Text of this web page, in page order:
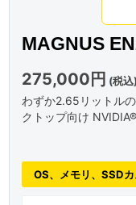
MAGNUS
275,000円 (税込)
わずか2.65リットル
クトップ向け
OS、メモリ、SSD